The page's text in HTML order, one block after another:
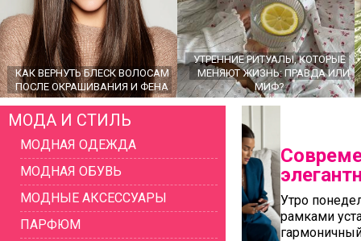
КАК ВЕРНУТЬ БЛЕСК ВОЛОСАМ
ПОСЛЕ ОКРАШИВАНИЯ И ФЕНА
УТРЕННИЕ РИТУАЛЫ, КОТОРЫЕ
МЕНЯЮТ ЖИЗНЬ: ПРАВДА ИЛИ
МИФ?
МОДА И СТИЛЬ
МОДНАЯ ОДЕЖДА
МОДНАЯ ОБУВЬ
МОДНЫЕ АКСЕССУАРЫ
ПАРФЮМ
Утро
рамками